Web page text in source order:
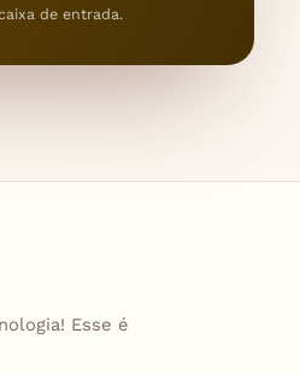
de entrada.
Esse é